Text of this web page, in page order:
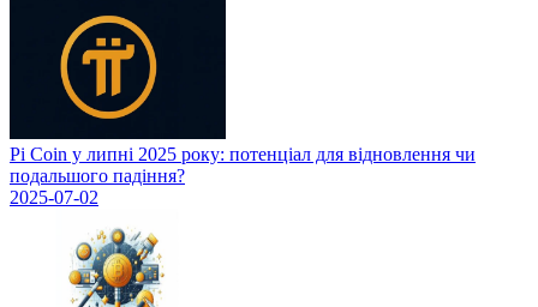
Pi Coin у липні 2025 року: потенціал для відновлення чи
подальшого падіння?
2025-07-02